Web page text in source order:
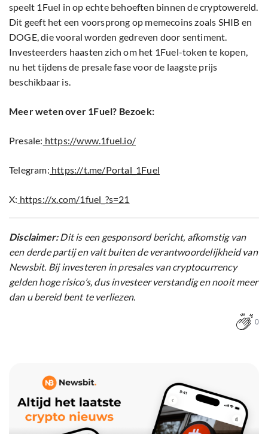
speelt 1Fuel in op echte behoeften binnen de cryptowereld.
Dit geeft het een voorsprong op memecoins zoals SHIB en
DOGE, die vooral worden gedreven door sentiment.
Investeerders haasten zich om het 1Fuel-token te kopen,
nu het tijdens de presale fase voor de laagste prijs
beschikbaar is.
Meer weten over 1Fuel? Bezoek:
Presale: https://www.1fuel.io/
Telegram: https://t.me/Portal_1Fuel
X: https://x.com/1fuel_?s=21
Disclaimer:Dit is een gesponsord bericht, afkomstig van
een derde partij en valt buiten de verantwoordelijkheid van
Newsbit. Bij investeren in presales van cryptocurrency
gelden hoge risico’s, dus investeer verstandig en nooit meer
dan u bereid bent te verliezen.
0